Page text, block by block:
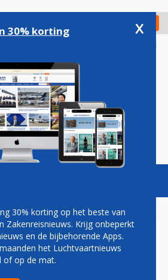
Check in
Podcasts Vacatures
30% korting x
30% korting op het beste van
Zakenreisnieuws. Krijg onbeperkt
en de bijbehorende Apps.
het Luchtvaartnieuws
of op de mat.